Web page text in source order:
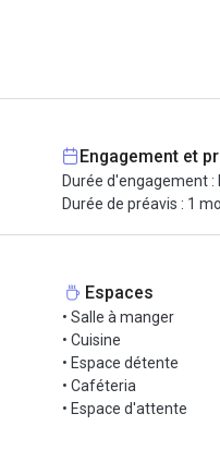
d’un des quartiers les
Engagement et
Durée d'engagement
Durée de préavis : 1
Espaces
• Salle à manger
• Cuisine
• Espace détente
• Caféteria
• Espace d'attente